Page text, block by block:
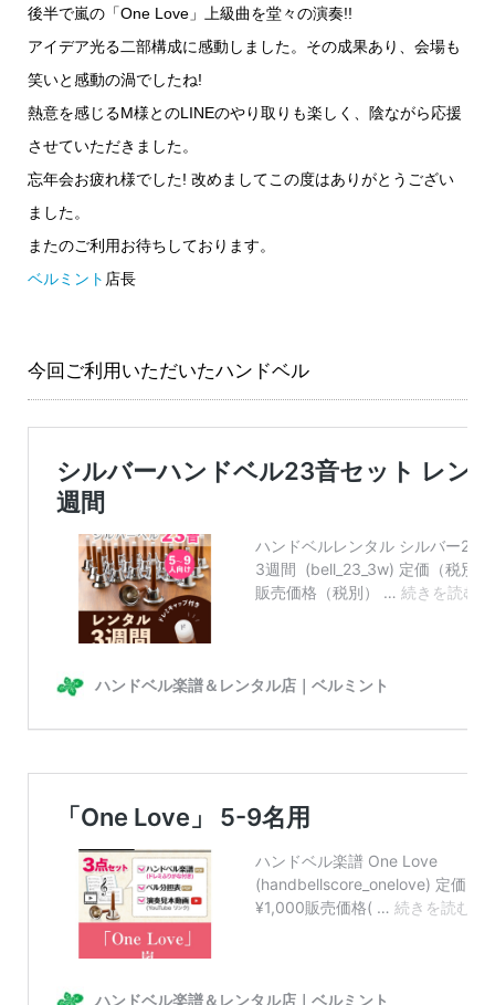
後半で嵐の「One Love」上級曲を堂々の演奏!!
アイデア光る二部構成に感動しました。その成果あり、会場も
笑いと感動の渦でしたね!
熱意を感じるM様とのLINEのやり取りも楽しく、陰ながら応援
させていただきました。
忘年会お疲れ様でした! 改めましてこの度はありがとうござい
ました。
またのご利用お待ちしております。
ベルミント 店長
今回ご利用いただいたハンドベル